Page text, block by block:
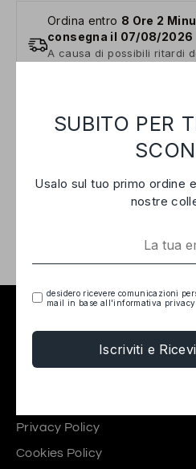
Ordina entro 8 Ore 2
consegna il 07/08/2026
A causa di possibili ritardi
DESCRIZIONE
Elegantissimo fermaglio in
raffinatezza. Accessorio
quotidiano o occasioni
Privacy Policy
Cookies Policy
SUBITO PER
Usalo sul tuo primo ordine
nostre
desidero ricevere comunicazioni
mail in base all'informativa privacy.
Iscriviti e